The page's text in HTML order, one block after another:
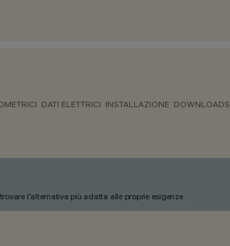
DATI ELETTRICI INSTALLAZIONE DOWNLOADS
l'alternativa più adatta alle proprie esigenze.